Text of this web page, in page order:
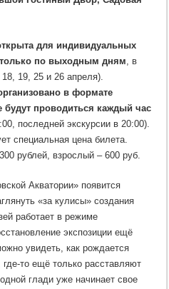
для индивидуальных
только по выходным дням, в
19, 25 и 26 апреля).
в формате
проводиться каждый час
последней экскурсии в 20:00).
специальная цена билета.
рублей, взрослый – 600 руб.
Акватории» появится
«за кулисы» создания
работает в режиме
экспозиции ещё
увидеть, как рождается
где-то ещё только расставляют
глади уже начинает свое